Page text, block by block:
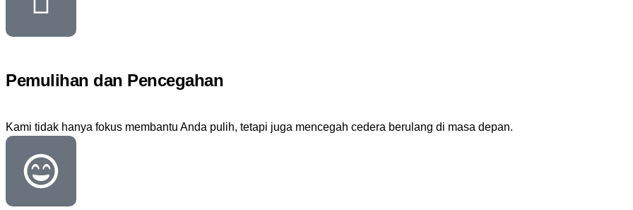
Pemulihan dan Pencegahan
Kami tidak hanya fokus membantu Anda pulih, tetapi juga mencegah cedera berulang di masa depan.